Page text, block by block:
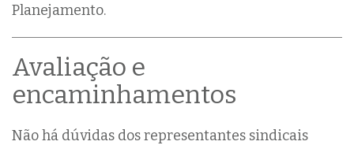
Planejamento.
Avaliação e
encaminhamentos
Não há dúvidas dos representantes sindicais